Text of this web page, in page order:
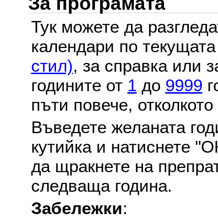
Тук можете да
календари по
стил), за справка или
годините от 1 до 9999
пъти повече,
Въведете желаната
кутийка и натиснете
да щракнете на
следваща година.
Забележки: